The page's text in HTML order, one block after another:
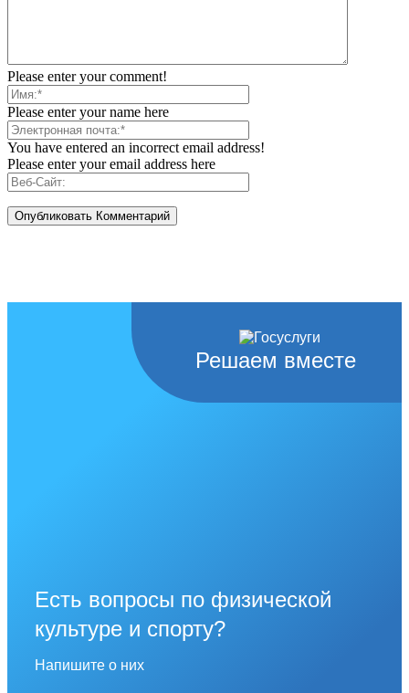
Please enter your comment!
Please enter your name here
You have entered an incorrect email address!
Please enter your email address here
Решаем вместе
Есть вопросы по физической
культуре и спорту?
Напишите о них